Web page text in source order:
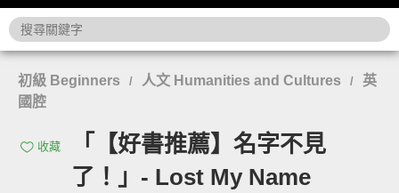
初級 Beginners / 人文 Humanities and Cultures /
英
國腔
收藏
「【好書推薦】名字不見
了！」- Lost My Name